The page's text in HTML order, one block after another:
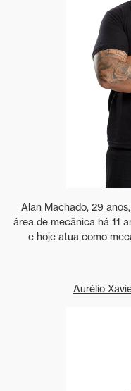
Alan Machado, 29
área de mecânica há 11
e hoje atua como
Aurélio